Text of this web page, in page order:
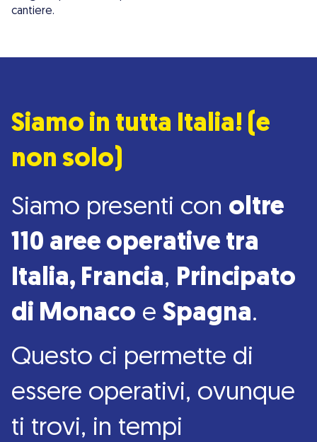
cantiere.
Siamo in tutta Italia! (e
non solo)
Siamo presenti con oltre
110 aree operative tra
Italia, Francia, Principato
di Monaco e Spagna.
Questo ci permette di
essere operativi, ovunque
ti trovi, in tempi